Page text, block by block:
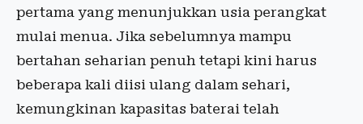
pertama yang menunjukkan usia perangkat
mulai menua. Jika sebelumnya mampu
bertahan seharian penuh tetapi kini harus
beberapa kali diisi ulang dalam sehari,
kemungkinan kapasitas baterai telah